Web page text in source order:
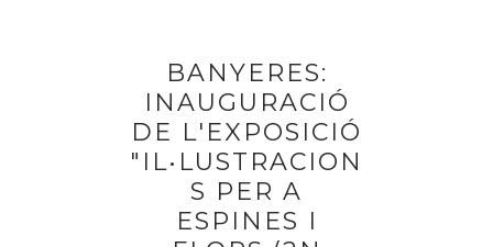
BANYERES:
INAUGURACIÓ
DE L'EXPOSICIÓ
"IL•LUSTRACION
S PER A
ESPINES I